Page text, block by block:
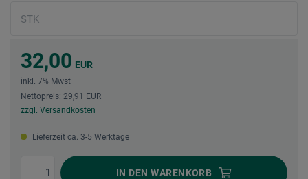
32,00 EUR
inkl. 7% Mwst
Nettopreis: 29,91 EUR
zzgl. Versandkosten
Lieferzeit ca. 3-5 Werktage
IN DEN WARENKORB